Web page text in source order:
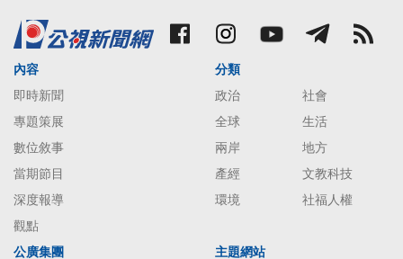
內容
即時新聞
專題策展
數位敘事
當期節目
深度報導
觀點
分類
政治
社會
全球
生活
兩岸
地方
產經
文教科技
環境
社福人權
公廣集團 主題網站